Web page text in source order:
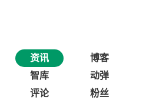
资讯 博客
智库
动弹
评论
粉丝